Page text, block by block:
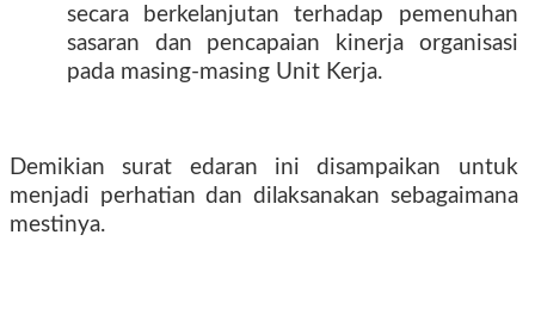
secara berkelanjutan terhadap pemenuhan
sasaran dan pencapaian kinerja organisasi
pada masing-masing Unit Kerja.
Demikian surat edaran ini disampaikan untuk
menjadi perhatian dan dilaksanakan sebagaimana
mestinya.